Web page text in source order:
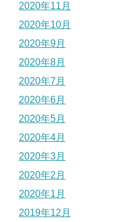
2020年11月
2020年10月
2020年9月
2020年8月
2020年7月
2020年6月
2020年5月
2020年4月
2020年3月
2020年2月
2020年1月
2019年12月